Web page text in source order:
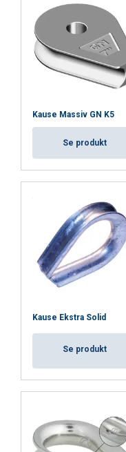
Kause Massiv GN K5
Se produkt
Kause Ekstra Solid
Se produkt
Functionality